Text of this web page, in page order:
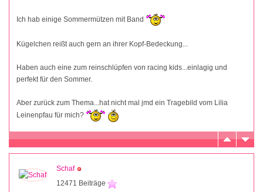
Ich hab einige Sommermützen mit Band
Kügelchen reißt auch gern an ihrer Kopf-Bedeckung...
Haben auch eine zum reinschlüpfen von racing kids...einlagig und
perfekt für den Sommer.
Aber zurück zum Thema...hat nicht mal jmd ein Tragebild vom Lilia
Leinenpfau für mich?
Schaf
12471 Beiträge